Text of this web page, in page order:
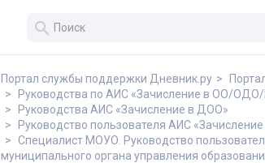
search
Портал службы поддержки Дневник.ру
Руководства по АИС «Зачисление в ОО/
Руководства АИС «Зачисление в ДОО»
Руководство пользователя АИС
Специалист МОУО. Руководство
муниципального органа управления